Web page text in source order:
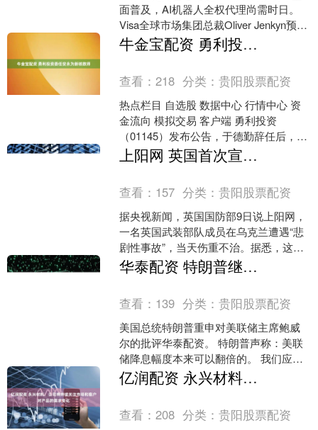
面普及，AI机器人全权代理尚需时日。
Visa全球市场集团总裁Oliver Jenkyn预
计，随着支付巨头与人工智能企业的....
牛金宝配资 勇利投资委任安永为新核数师
查看：218 分类：贵阳股票配资
热点栏目 自选股 数据中心 行情中心 资
金流向 模拟交易 客户端 勇利投资
（01145）发布公告，于德勤辞任后，根
据审计委员会的建议，董事会决议委任
安永会计师事....
上阳网 英国首次宣布“悲剧性事故”！欧洲理事会主席：多数成员国有望同意！乌军：击退俄军多次进攻
查看： 157 分类：贵阳股票配资
据央视新闻，英国国防部9日说上阳网，
一名英国武装部队成员在乌克兰遭遇“悲
剧性事故”，当天伤重不治。据悉，这是
自2022年2月俄乌冲突升级以来，英方首
次宣布有英国....
华泰配资 特朗普继续批评鲍威尔，声称美联储降息幅度本来可以翻倍的
查看： 139 分类：贵阳股票配资
美国总统特朗普重申对美联储主席鲍威
尔的批评华泰配资。 特朗普声称：美联
储降息幅度本来可以翻倍的。 我们应该
能够实现超过3%或4%的GDP增长。 不
明白为什么我们....
亿润配资 永兴材料：公司将持续关注市场和客户对产品的需求变化
查看：208 分类：贵阳股票配资